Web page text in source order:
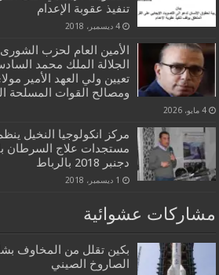
تنفيذ عقوبة الإعدام
4 ديسمبر، 2018
الأمين العام لحزب
الجلالة الملك محمد
تعيين ولي العهد الأمير
ومصالح القوات المسلحة
4 مايو، 2026
مركز انكولوجيا النخيل
دجنبر 2018 بالرباط
1 ديسمبر، 2018
مشاركات عشوائية
بكين تقلل من المخاوف
الصاروخ الصيني